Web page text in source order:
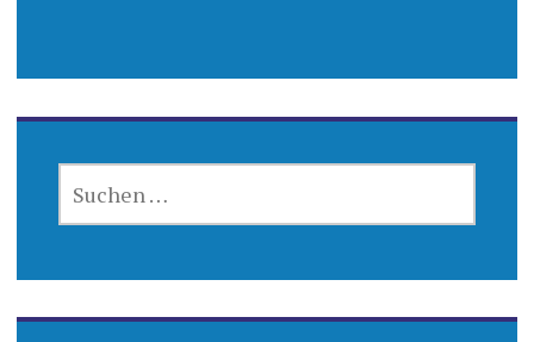
NACH: